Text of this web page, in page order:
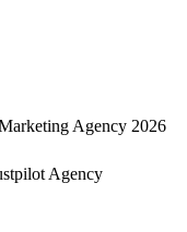
Agency 2026
Agency